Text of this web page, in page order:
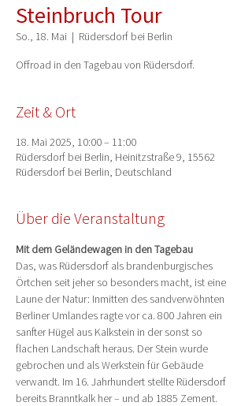
Steinbruch Tour
So., 18. Mai
  |
Rüdersdorf bei Berlin
Offroad in den Tagebau von Rüdersdorf.
Zeit & Ort
18. Mai 2025, 10:00 – 11:00
Rüdersdorf bei Berlin, Heinitzstraße 9, 15562
Rüdersdorf bei Berlin, Deutschland
Über die Veranstaltung
Mit dem Geländewagen in den Tagebau
Das, was Rüdersdorf als brandenburgisches
Örtchen seit jeher so besonders macht, ist eine
Laune der Natur: Inmitten des sandverwöhnten
Berliner Umlandes ragte vor ca. 800 Jahren ein
sanfter Hügel aus Kalkstein in der sonst so
flachen Landschaft heraus. Der Stein wurde
gebrochen und als Werkstein für Gebäude
verwandt. Im 16. Jahrhundert stellte Rüdersdorf
bereits Branntkalk her – und ab 1885 Zement.